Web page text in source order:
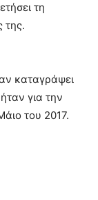
τη
της.
καταγράψει
για την
του 2017.